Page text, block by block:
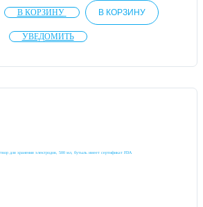
В КОРЗИНУ В КОРЗИНУ
УВЕДОМИТЬ